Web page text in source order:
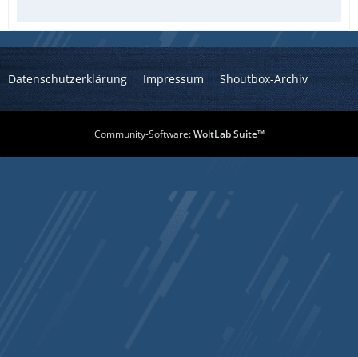
Datenschutzerklärung Impressum Shoutbox-Archiv
Community-Software:WoltLab Suite™